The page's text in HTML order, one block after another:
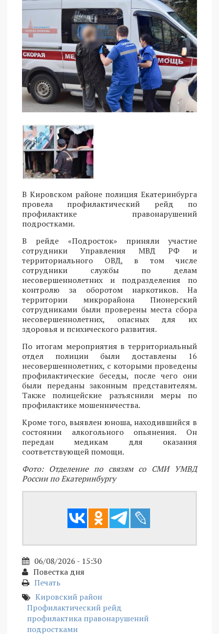
В Кировском районе полиция Екатеринбурга
провела профилактический рейд по
профилактике правонарушений
подростками.
В рейде «Подросток» приняли участие
сотрудники Управления МВД РФ и
территориального ОВД, в том числе
сотрудники службы по делам
несовершеннолетних и подразделения по
контролю за оборотом наркотиков. На
территории микрорайона Пионерский
сотрудниками были проверены места сбора
несовершеннолетних, опасных для их
здоровья и психического развития.
По итогам мероприятия в территориальный
отдел полиции были доставлены 16
несовершеннолетних, с которыми проведены
профилактические беседы, после чего они
были переданы законным представителям.
Также полицейские разъяснили меры по
профилактике мошенничества.
Кроме того, выявлен юноша, находившийся в
состоянии алкогольного опьянения. Он
передан медикам для оказания
соответствующей помощи.
Фото: Отделение по связям со СМИ УМВД
России по Екатеринбургу
06/08/2026 - 15:30
Повестка дня
Печать
Кировский район
Профилактический рейд
профилактика правонарушений
подростками